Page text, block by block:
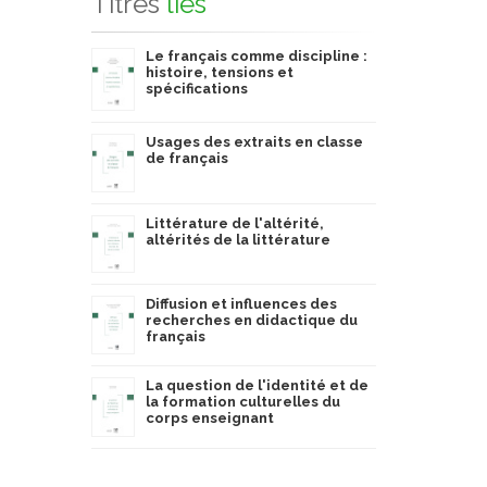
Le français comme discipline :
histoire, tensions et
spécifications
Usages des extraits en classe
de français
Littérature de l'altérité,
altérités de la littérature
Diffusion et influences des
recherches en didactique du
français
La question de l'identité et de
la formation culturelles du
corps enseignant